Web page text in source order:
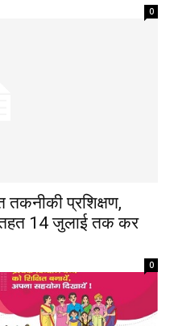
0
प्रशिक्षण,
तहत 14 जुलाई तक कर
0